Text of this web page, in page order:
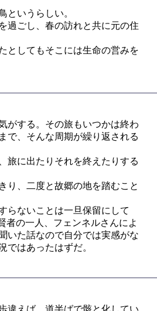
いうらしい。
過ごし、春の訪れと共に元の住
としてもそこには生命の営みを
がする。その旅もいつかは終わ
で、そんな周期が繰り返される
旅に出たりそれを終えたりする
り、二度と故郷の地を踏むこと
らないことは一旦保留にして
者の一人、フェンネルさんによ
いた話なので自分では実感がな
ではあったはずだ。
違えば、道半ばで骸と化してい